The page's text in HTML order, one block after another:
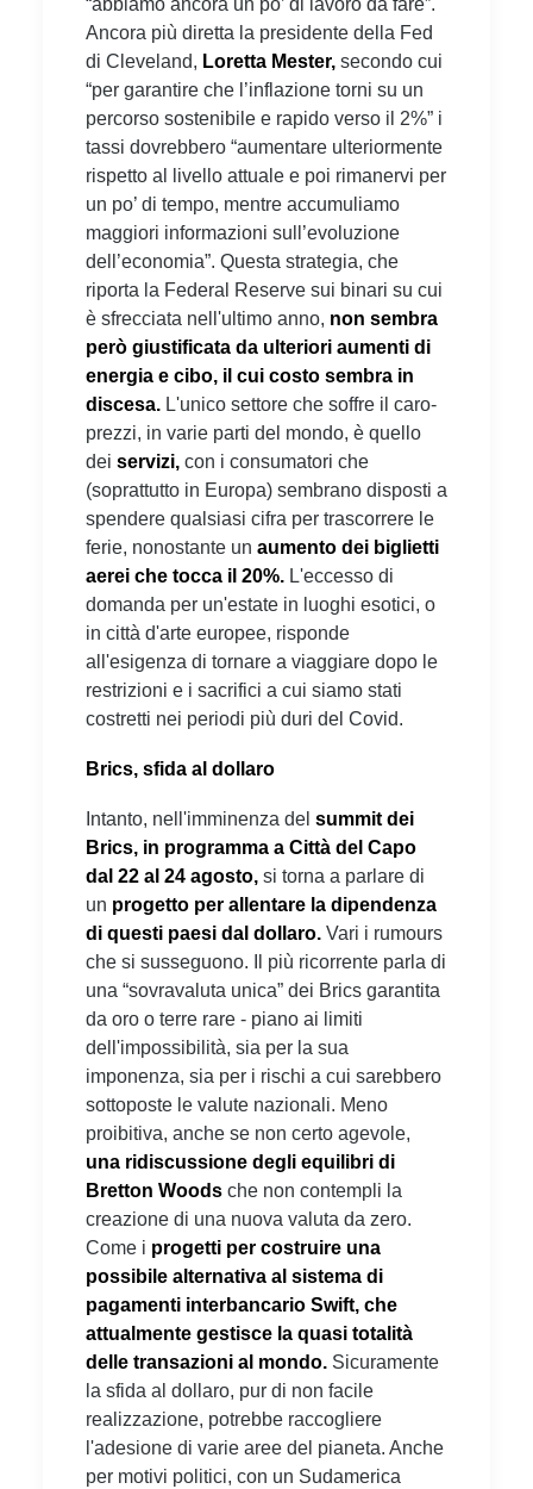
“abbiamo ancora un po’ di lavoro da fare”.
Ancora più diretta la presidente della Fed
di Cleveland, Loretta Mester, secondo cui
“per garantire che l’inflazione torni su un
percorso sostenibile e rapido verso il 2%” i
tassi dovrebbero “aumentare ulteriormente
rispetto al livello attuale e poi rimanervi per
un po’ di tempo, mentre accumuliamo
maggiori informazioni sull’evoluzione
dell’economia”. Questa strategia, che
riporta la Federal Reserve sui binari su cui
è sfrecciata nell'ultimo anno, non sembra
però giustificata da ulteriori aumenti di
energia e cibo, il cui costo sembra in
discesa. L'unico settore che soffre il caro-
prezzi, in varie parti del mondo, è quello
dei servizi, con i consumatori che
(soprattutto in Europa) sembrano disposti a
spendere qualsiasi cifra per trascorrere le
ferie, nonostante un aumento dei biglietti
aerei che tocca il 20%. L'eccesso di
domanda per un'estate in luoghi esotici, o
in città d'arte europee, risponde
all'esigenza di tornare a viaggiare dopo le
restrizioni e i sacrifici a cui siamo stati
costretti nei periodi più duri del Covid.
Brics, sfida al dollaro
Intanto, nell'imminenza del summit dei
Brics, in programma a Città del Capo
dal 22 al 24 agosto, si torna a parlare di
un progetto per allentare la dipendenza
di questi paesi dal dollaro. Vari i rumours
che si susseguono. Il più ricorrente parla di
una “sovravaluta unica” dei Brics garantita
da oro o terre rare - piano ai limiti
dell'impossibilità, sia per la sua
imponenza, sia per i rischi a cui sarebbero
sottoposte le valute nazionali. Meno
proibitiva, anche se non certo agevole,
una ridiscussione degli equilibri di
Bretton Woods che non contempli la
creazione di una nuova valuta da zero.
Come i progetti per costruire una
possibile alternativa al sistema di
pagamenti interbancario Swift, che
attualmente gestisce la quasi totalità
delle transazioni al mondo. Sicuramente
la sfida al dollaro, pur di non facile
realizzazione, potrebbe raccogliere
l'adesione di varie aree del pianeta. Anche
per motivi politici, con un Sudamerica